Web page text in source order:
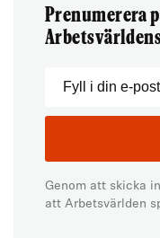
Prenumerera
Genom att skicka
att Arbetsvärlden